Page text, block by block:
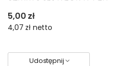
5,00 zł
4,07 zł netto
Udostępnij